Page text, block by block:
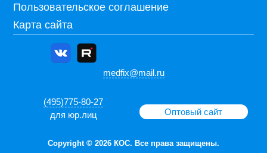
Пользовательское соглашение
Карта сайта
medfix@mail.ru
(495)775-80-27
для юр.лиц
Оптовый сайт
Copyright © 2026 КОС. Все права защищены.